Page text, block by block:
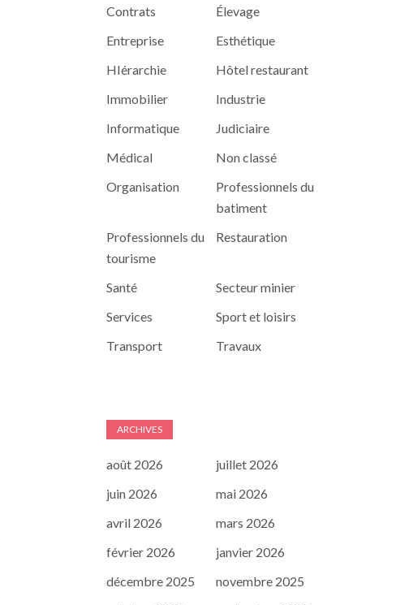
Contrats
Élevage
Entreprise
Esthétique
HIérarchie
Hôtel restaurant
Immobilier
Industrie
Informatique
Judiciaire
Médical
Non classé
Organisation
Professionnels du
batiment
Professionnels du
tourisme
Restauration
Santé
Secteur minier
Services
Sport et loisirs
Transport
Travaux
ARCHIVES
août 2026
juillet 2026
juin 2026
mai 2026
avril 2026
mars 2026
février 2026
janvier 2026
décembre 2025
novembre 2025